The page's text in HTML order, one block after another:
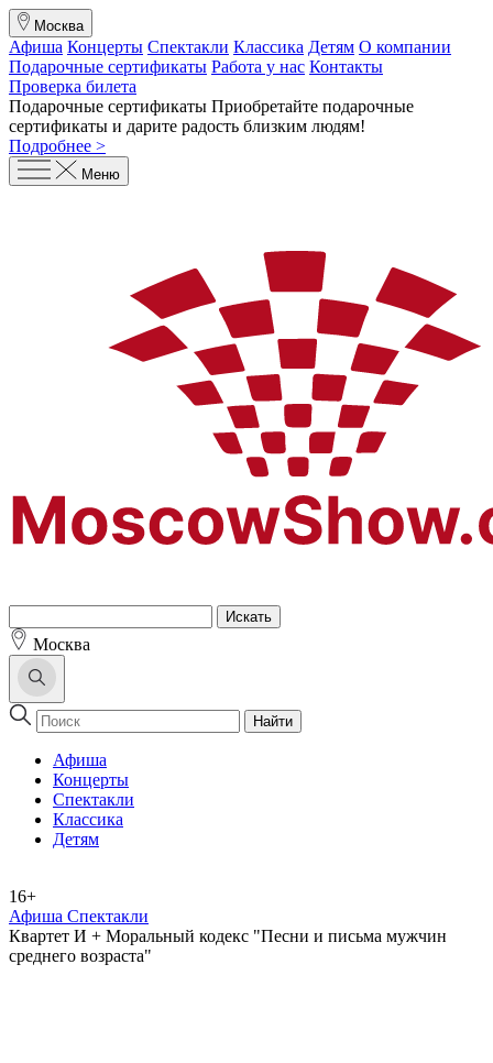
Москва
Афиша Концерты Спектакли Классика Детям О компании
Подарочные сертификаты Работа у нас Контакты
Проверка билета
Подарочные сертификаты Приобретайте подарочные
сертификаты и дарите радость близким людям!
Подробнее >
Меню
Москва
Найти
Афиша
Концерты
Спектакли
Классика
Детям
16+
Афиша Спектакли
Квартет И + Моральный кодекс "Песни и письма мужчин
среднего возраста"